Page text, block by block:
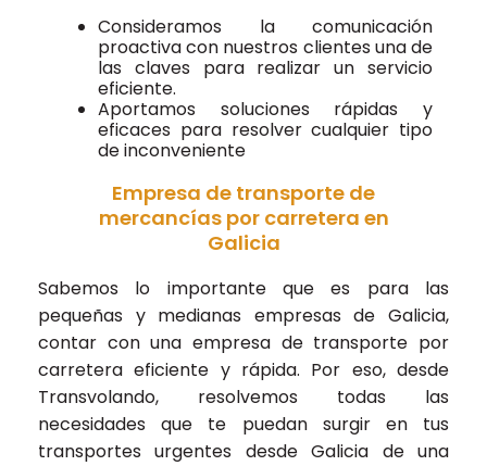
Consideramos la comunicación
proactiva con nuestros clientes una de
las claves para realizar un servicio
eficiente.
Aportamos soluciones rápidas y
eficaces para resolver cualquier tipo
de inconveniente
Empresa de transporte de
mercancías por carretera en
Galicia
Sabemos lo importante que es para las
pequeñas y medianas empresas de Galicia,
contar con una empresa de transporte por
carretera eficiente y rápida. Por eso, desde
Transvolando, resolvemos todas las
necesidades que te puedan surgir en tus
transportes urgentes desde Galicia de una